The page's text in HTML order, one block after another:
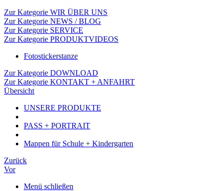
Zur Kategorie WIR ÜBER UNS
Zur Kategorie NEWS / BLOG
Zur Kategorie SERVICE
Zur Kategorie PRODUKTVIDEOS
Fotostickerstanze
Zur Kategorie DOWNLOAD
Zur Kategorie KONTAKT + ANFAHRT
Übersicht
UNSERE PRODUKTE
PASS + PORTRAIT
Mappen für Schule + Kindergarten
Zurück
Vor
Menü schließen